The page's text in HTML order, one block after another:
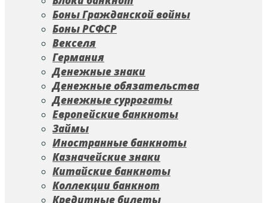
Боны Гражданской войны
Боны РСФСР
Векселя
Германия
Денежные знаки
Денежные обязательства
Денежные суррогаты
Европейские банкноты
Займы
Иностранные банкноты
Казначейские знаки
Китайские банкноты
Коллекции банкнот
Кредитные билеты